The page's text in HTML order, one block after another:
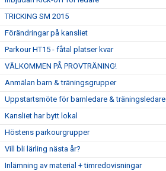
TRICKING SM 2015
Förändringar på kansliet
Parkour HT15 - fåtal platser kvar
VÄLKOMMEN PÅ PROVTRÄNING!
Anmälan barn & träningsgrupper
Uppstartsmöte för barnledare & träningsledare
Kansliet har bytt lokal
Höstens parkourgrupper
Vill bli lärling nästa år?
Inlämning av material + timredovisningar